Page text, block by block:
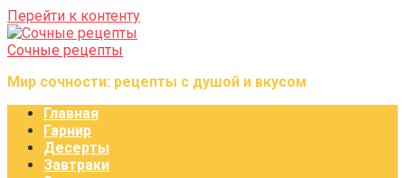
Перейти к контенту
Сочные рецепты
Мир сочности: рецепты с душой и вкусом
Главная
Гарнир
Десерты
Завтраки